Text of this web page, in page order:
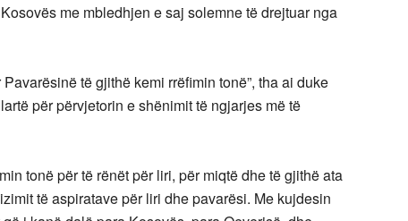
me mbledhjen e saj solemne të drejtuar nga
të gjithë kemi rrëfimin tonë”, tha ai duke
për përvjetorin e shënimit të ngjarjes më të
tonë për të rënët për liri, për miqtë dhe të gjithë ata
të aspiratave për liri dhe pavarësi. Me kujdesin